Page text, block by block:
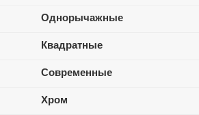
Однорычажные
Квадратные
Современные
Хром